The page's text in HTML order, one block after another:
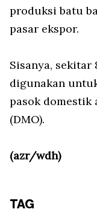
produksi batu
pasar ekspor.
Sisanya, sekitar
digunakan
pasok domestik
(DMO).
(azr/wdh)
TAG